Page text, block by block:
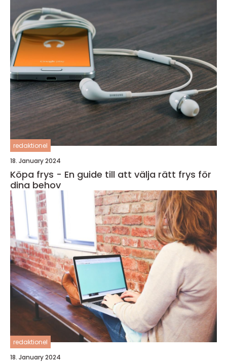
redaktionel
18. January 2024
Köpa frys - En guide till att välja rätt frys för
dina behov
redaktionel
18. January 2024